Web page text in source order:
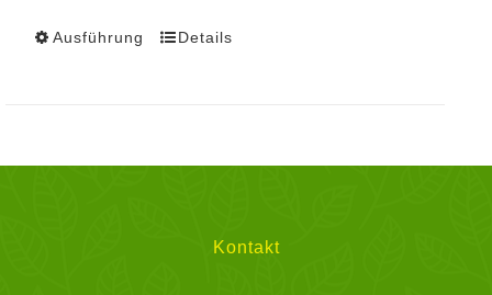
Ausführung
Dieses
Optionen
Details
Kontakt